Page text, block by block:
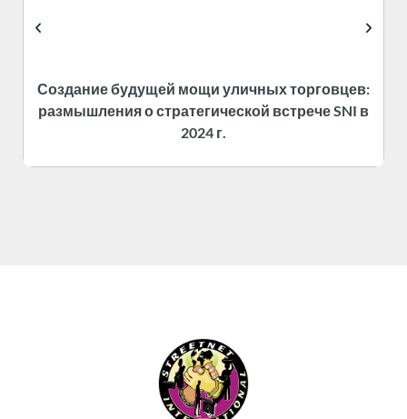
Создание будущей мощи уличных торговцев:
размышления о стратегической встрече SNI в
2024 г.